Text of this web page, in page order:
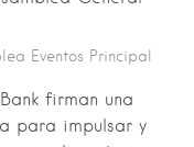
Eventos Principal
firman una
para impulsar y